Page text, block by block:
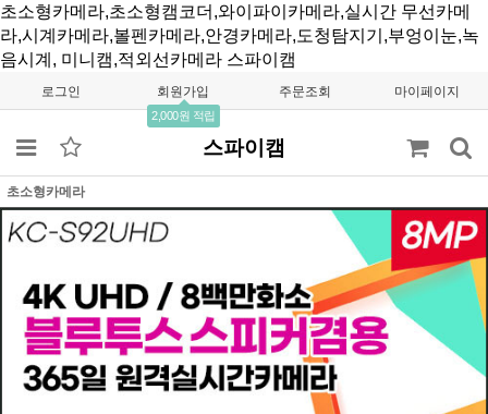
초소형카메라,초소형캠코더,와이파이카메라,실시간 무선카메
라,시계카메라,볼펜카메라,안경카메라,도청탐지기,부엉이눈,녹
음시계, 미니캠,적외선카메라 스파이캠
로그인 회원가입
2,000원 적립
주문조회 마이페이지
스파이캠
초소형카메라